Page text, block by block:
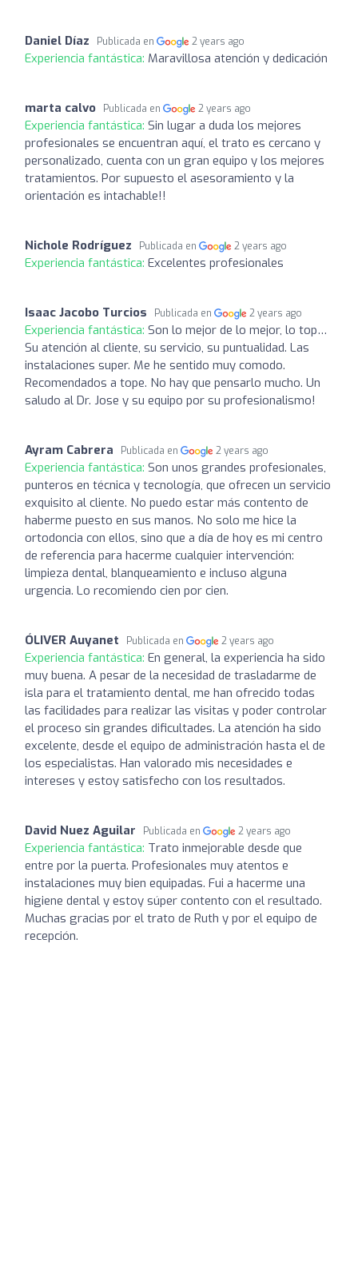
Daniel Díaz Publicada en 2 years ago
Experiencia fantástica: Maravillosa atención y dedicación
marta calvo Publicada en 2 years ago
Experiencia fantástica: Sin lugar a duda los mejores
profesionales se encuentran aquí, el trato es cercano y
personalizado, cuenta con un gran equipo y los mejores
tratamientos. Por supuesto el asesoramiento y la
orientación es intachable!!
Nichole Rodríguez Publicada en 2 years ago
Experiencia fantástica: Excelentes profesionales
Isaac Jacobo Turcios Publicada en 2 years ago
Experiencia fantástica: Son lo mejor de lo mejor, lo top…
Su atención al cliente, su servicio, su puntualidad. Las
instalaciones super. Me he sentido muy comodo.
Recomendados a tope. No hay que pensarlo mucho. Un
saludo al Dr. Jose y su equipo por su profesionalismo!
Ayram Cabrera Publicada en 2 years ago
Experiencia fantástica: Son unos grandes profesionales,
punteros en técnica y tecnología, que ofrecen un servicio
exquisito al cliente. No puedo estar más contento de
haberme puesto en sus manos. No solo me hice la
ortodoncia con ellos, sino que a día de hoy es mi centro
de referencia para hacerme cualquier intervención:
limpieza dental, blanqueamiento e incluso alguna
urgencia. Lo recomiendo cien por cien.
ÓLIVER Auyanet Publicada en 2 years ago
Experiencia fantástica: En general, la experiencia ha sido
muy buena. A pesar de la necesidad de trasladarme de
isla para el tratamiento dental, me han ofrecido todas
las facilidades para realizar las visitas y poder controlar
el proceso sin grandes dificultades. La atención ha sido
excelente, desde el equipo de administración hasta el de
los especialistas. Han valorado mis necesidades e
intereses y estoy satisfecho con los resultados.
David Nuez Aguilar Publicada en 2 years ago
Experiencia fantástica: Trato inmejorable desde que
entre por la puerta. Profesionales muy atentos e
instalaciones muy bien equipadas. Fui a hacerme una
higiene dental y estoy súper contento con el resultado.
Muchas gracias por el trato de Ruth y por el equipo de
recepción.